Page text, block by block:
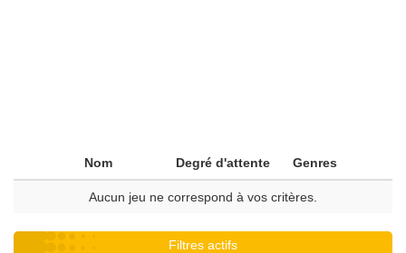
Nom Degré d'attente Genres
Aucun jeu ne correspond à vos critères.
Filtres actifs